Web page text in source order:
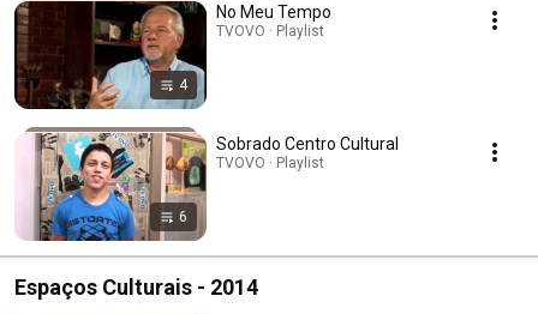
4
No Meu Tempo
TVOVO · Playlist
6
Sobrado Centro Cultural
TVOVO · Playlist
Espaços Culturais - 2014